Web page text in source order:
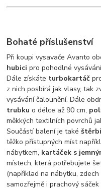
Bohaté příslušenství
Při koupi vysavače Avanto
hubici pro pohodlné
Dále získáte turbokartáč
z nich posbírá jak vlasy, tak
vysávání čalounění. Dále
trubku o délce až 90 cm,
měkkých textilních povrchů
Součástí balení je také
těžko přístupných míst
nábytkem, kartáček s
místech, která potřebujete
(například na nábytku,
samozřejmě i prachový sáček